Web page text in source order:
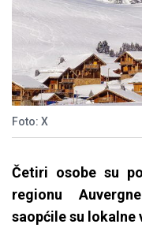
Foto: X
Četiri osobe su
regionu
saopćile su lokalne